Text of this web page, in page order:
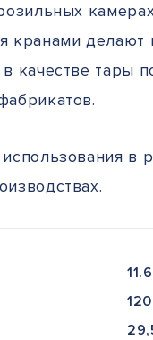
кранами
качестве тары
в